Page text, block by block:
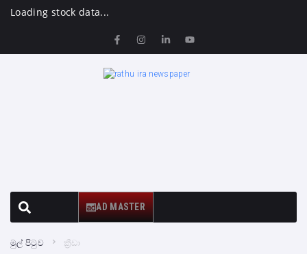
Loading stock data...
AD MASTER
මුල් පිටුව ක්‍රීඩා